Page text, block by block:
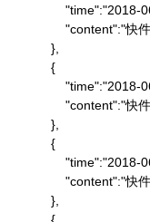
            },
            {
"content":"
            },
            {
            },